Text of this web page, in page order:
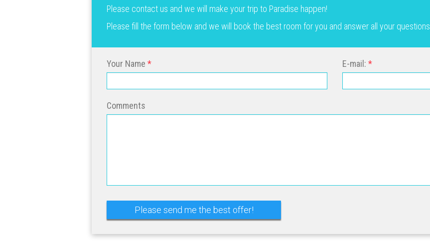
Please contact us and we will make your trip to Paradise happen!
Please fill the form below and we will book the best room for you and answer all your questions.
Your Name E-mail:
Comments